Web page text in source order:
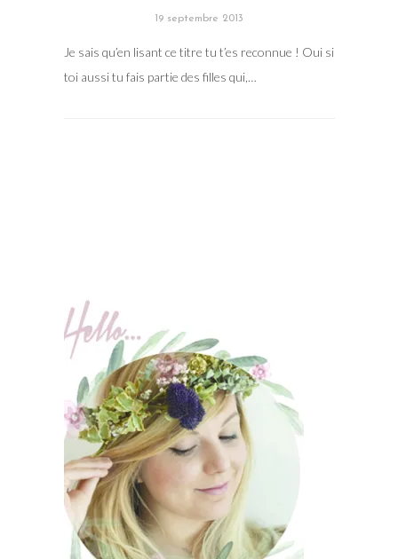
19 septembre 2013
Je sais qu’en lisant ce titre tu t’es reconnue ! Oui si
toi aussi tu fais partie des filles qui,…